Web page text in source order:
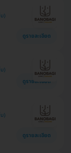
ดูรายละเอียด
ดูรายละเอียด
ดูรายละเอียด